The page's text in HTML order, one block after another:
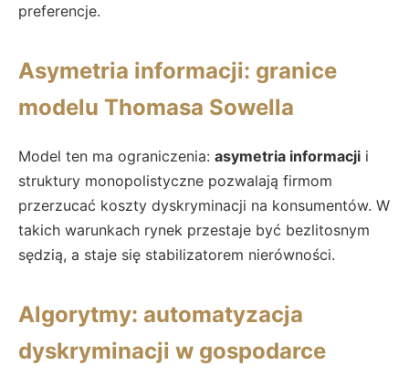
preferencje.
Asymetria informacji: granice
modelu Thomasa Sowella
Model ten ma ograniczenia: asymetria informacji i
struktury monopolistyczne pozwalają firmom
przerzucać koszty dyskryminacji na konsumentów. W
takich warunkach rynek przestaje być bezlitosnym
sędzią, a staje się stabilizatorem nierówności.
Algorytmy: automatyzacja
dyskryminacji w gospodarce